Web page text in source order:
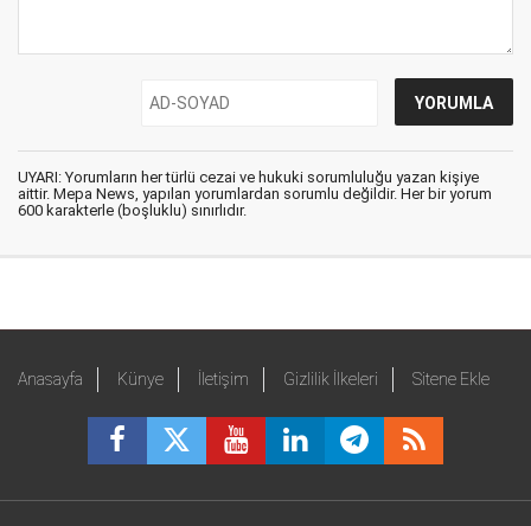
UYARI: Yorumların her türlü cezai ve hukuki sorumluluğu yazan kişiye
aittir. Mepa News, yapılan yorumlardan sorumlu değildir. Her bir yorum
600 karakterle (boşluklu) sınırlıdır.
Anasayfa Künye İletişim Gizlilik İlkeleri Sitene Ekle